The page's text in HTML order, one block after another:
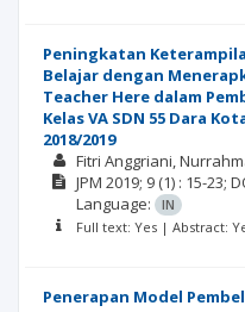
Peningkatan
Belajar dengan
Teacher Here dalam
Kelas VA SDN 55 Dara
2018/2019
Fitri Anggriani
JPM 2019; 9 (1) : 15-23;
Language:
IN
Full text: Yes | Abstract:
Penerapan Model